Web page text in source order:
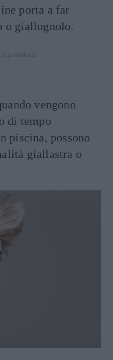
porta a far
o giallognolo.
vengono
di tempo
piscina, possono
giallastra o